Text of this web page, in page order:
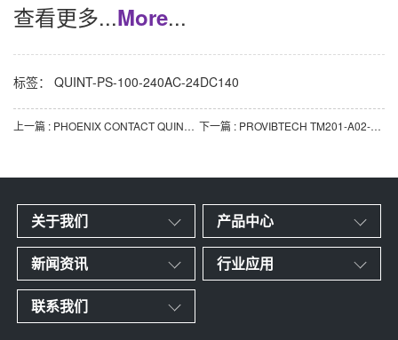
查看更多...More...
标签： QUINT-PS-100-240AC-24DC140
上一篇 : PHOENIX CONTACT QUINT-DIODE-40 2938963 直流冗余电源模块 下一篇 : PROVIBTECH TM201-A02-B00-C00-D00-E00-G00 轴振动变送器
关于我们 产品中心
新闻资讯 行业应用
联系我们